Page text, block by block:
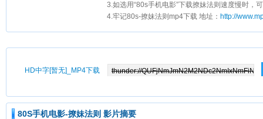
3.如选用“80s手机电影”下载撩妹法则速度慢时，
4.牢记80s-撩妹法则mp4下载 地址： http://
HD中字[暂无]_MP4下载
80S手机电影-撩妹法则 影片摘要